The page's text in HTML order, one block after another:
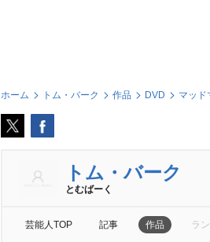
ホーム トム・バーク 作品 DVD マッド
トム・バーク
とむばーく
芸能人TOP 記事 作品 ラ